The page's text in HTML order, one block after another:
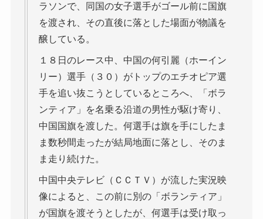
ラソンで、同国の女子選手がゴール前に国旗
を渡され、その直後に落とした場面が物議を
醸している。
１８日のレース中、中国の何引麗（ホーイン
リー）選手（３０）がトップのエチオピア選
手を追い抜こうとしているところへ、「ボラ
ンティア」を名乗る沿道の男性が駆け寄り、
中国国旗を渡した。何選手は旗を手にしたま
ま数秒間走ったが結局地面に落とし、そのま
ま走り続けた。
中国中央テレビ（ＣＣＴＶ）が流した実況映
像によると、この前に別の「ボランティア」
が国旗を渡そうとしたが、何選手は受け取っ